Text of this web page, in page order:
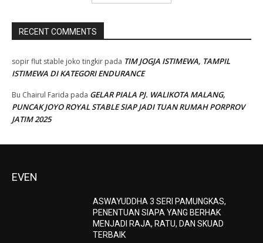
RECENT COMMENTS
sopir flut stable joko tingkir pada TIM JOGJA ISTIMEWA, TAMPIL
ISTIMEWA DI KATEGORI ENDURANCE
Bu Chairul Farida pada GELAR PIALA PJ. WALIKOTA MALANG,
PUNCAK JOYO ROYAL STABLE SIAP JADI TUAN RUMAH PORPROV
JATIM 2025
EVEN
ASWAYUDDHA 3 SERI PAMUNGKAS,
PENENTUAN SIAPA YANG BERHAK
MENJADI RAJA, RATU, DAN SKUAD
TERBAIK